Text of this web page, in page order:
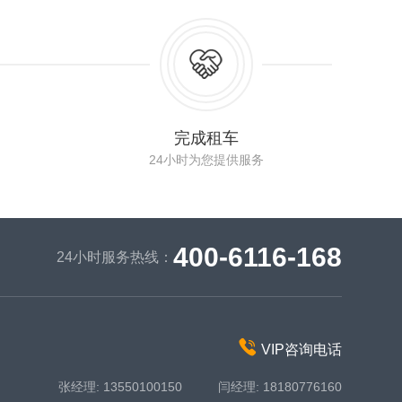
完成租车
24小时为您提供服务
24小时服务热线： 400-6116-168
VIP咨询电话
张经理: 13550100150 闫经理: 18180776160